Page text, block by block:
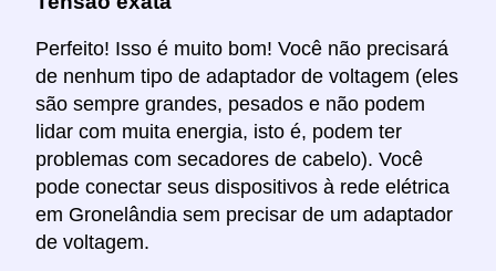
Perfeito! Isso é muito bom! Você não precisará
de nenhum tipo de adaptador de voltagem (eles
são sempre grandes, pesados e não podem
lidar com muita energia, isto é, podem ter
problemas com secadores de cabelo). Você
pode conectar seus dispositivos à rede elétrica
em Gronelândia sem precisar de um adaptador
de voltagem.